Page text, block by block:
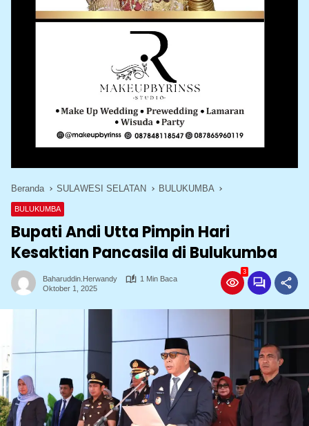
Beranda SULAWESI SELATAN BULUKUMBA
BULUKUMBA
Bupati Andi Utta Pimpin Hari
Kesaktian Pancasila di Bulukumba
Baharuddin.herwandy
1 Min Baca
Oktober 1, 2025
3